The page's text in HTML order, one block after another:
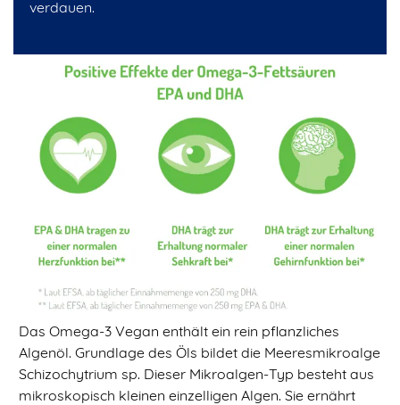
verdauen.
Das Omega-3 Vegan enthält ein rein pflanzliches
Algenöl. Grundlage des Öls bildet die Meeresmikroalge
Schizochytrium sp. Dieser Mikroalgen-Typ besteht aus
mikroskopisch kleinen einzelligen Algen. Sie ernährt